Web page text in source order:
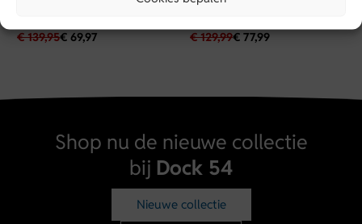
€139,95€ 69,97
Blauw | VTR912-ODB
€129,99€ 77,99
Shop nu de nieuwe collectie
bij Dock 54
Nieuwe collectie